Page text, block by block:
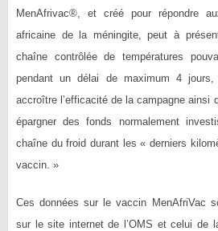
MenAfrivac®, et créé pour répondre
africaine de la méningite, peut à
chaîne contrôlée de températures
pendant un délai de maximum 4
accroître l’efficacité de la campagne ainsi
épargner des fonds normalement
chaîne du froid durant les « derniers
vaccin. »
Ces données sur le vaccin MenAfriVac
sur le site internet de l’OMS et celui de